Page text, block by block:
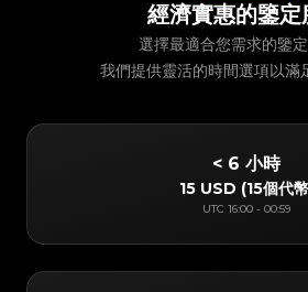
經濟實惠的鑒定
選擇最適合您需求的鑒定
我們提供靈活的時間選項以滿
< 6 小時
15 USD (15個代幣
UTC 16:00 - 00:59